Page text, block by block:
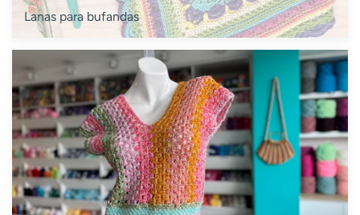
Lanas para bufandas